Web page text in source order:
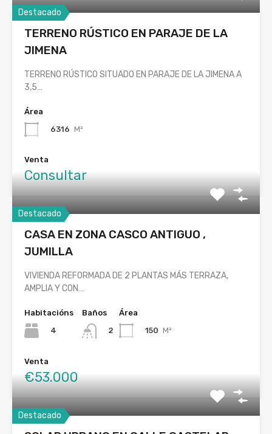
Destacado
TERRENO RÚSTICO EN PARAJE DE LA
JIMENA
TERRENO RÚSTICO SITUADO EN PARAJE DE LA JIMENA A
3,5…
Área
6316 M²
Venta
Consultar
Destacado
CASA EN ZONA CASCO ANTIGUO ,
JUMILLA
VIVIENDA REFORMADA DE 2 PLANTAS MÁS TERRAZA,
AMPLIA Y CON…
Habitacións
4
Baños
2
Área
150 M²
Venta
€53.000
Destacado